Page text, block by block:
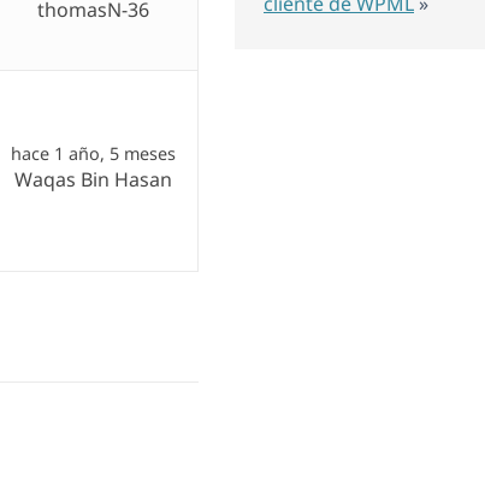
thomasN-36
hace 1 año, 5 meses
Waqas Bin Hasan